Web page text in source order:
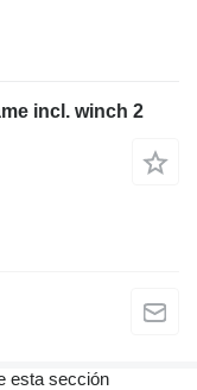
incl. winch 2
esta sección